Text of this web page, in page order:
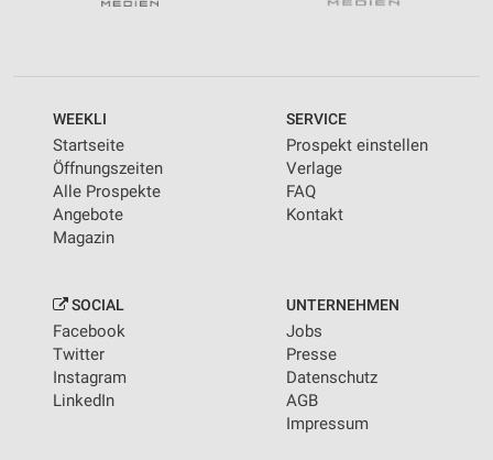
WEEKLI
Startseite
Öffnungszeiten
Alle Prospekte
Angebote
Magazin
SERVICE
Prospekt einstellen
Verlage
FAQ
Kontakt
SOCIAL
Facebook
Twitter
Instagram
LinkedIn
UNTERNEHMEN
Jobs
Presse
Datenschutz
AGB
Impressum